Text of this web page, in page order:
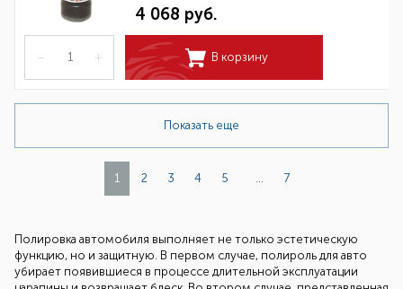
4 068 руб.
– + В корзину
Показать еще
1 2 3 4 5 ... 7
Полировка автомобиля выполняет не только эстетическую
функцию, но и защитную. В первом случае, полироль для авто
убирает появившиеся в процессе длительной эксплуатации